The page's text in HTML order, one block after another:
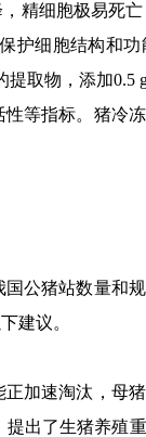
细胞极易死亡
细胞结构和功
取物，添加0.5
等指标。猪冷
猪站数量和
建议。
加速淘汰，母
出了生猪养殖